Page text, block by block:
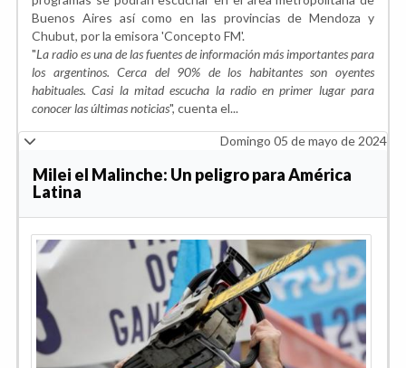
Buenos Aires así como en las provincias de Mendoza y
Chubut, por la emisora 'Concepto FM'.
"La radio es una de las fuentes de información más importantes para
los argentinos. Cerca del 90% de los habitantes son oyentes
habituales. Casi la mitad escucha la radio en primer lugar para
conocer las últimas noticias", cuenta el...
Domingo 05 de mayo de 2024
Milei el Malinche: Un peligro para América
Latina